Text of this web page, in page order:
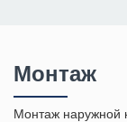
Монтаж
Монтаж наружной